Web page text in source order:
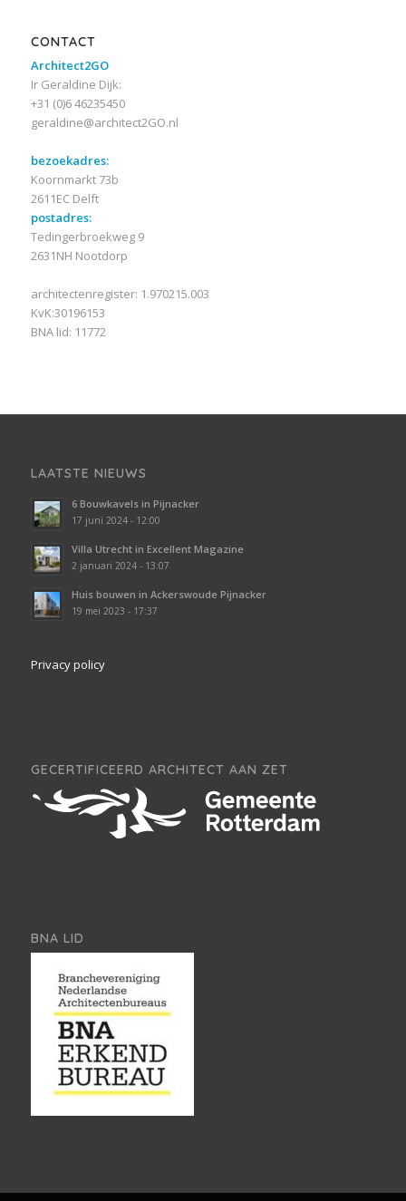
CONTACT
Architect2GO
Ir Geraldine Dijk:
+31 (0)6 46235450
geraldine@architect2GO.nl
bezoekadres:
Koornmarkt 73b
2611EC Delft
postadres:
Tedingerbroekweg 9
2631NH Nootdorp
architectenregister: 1.970215.003
KvK:30196153
BNA lid: 11772
LAATSTE NIEUWS
6 Bouwkavels in Pijnacker
17 juni 2024 - 12:00
Villa Utrecht in Excellent Magazine
2 januari 2024 - 13:07
Huis bouwen in Ackerswoude Pijnacker
19 mei 2023 - 17:37
Privacy policy
GECERTIFICEERD ARCHITECT AAN ZET
BNA LID